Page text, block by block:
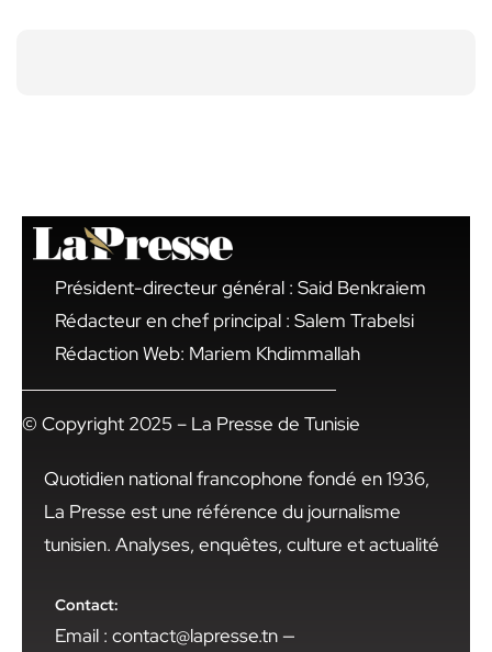
Président-directeur général : Said Benkraiem
Rédacteur en chef principal : Salem Trabelsi
Rédaction Web: Mariem Khdimmallah
© Copyright 2025 – La Presse de Tunisie
Quotidien national francophone fondé en 1936,
La Presse est une référence du journalisme
tunisien. Analyses, enquêtes, culture et actualité
Contact:
Email : contact@lapresse.tn —